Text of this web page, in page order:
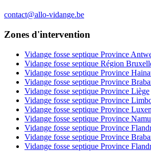
contact@allo-vidange.be
Zones d'intervention
Vidange fosse septique Province
Vidange fosse septique Région
Vidange fosse septique Province
Vidange fosse septique Province
Vidange fosse septique Province Liège
Vidange fosse septique Province
Vidange fosse septique Province
Vidange fosse septique Province
Vidange fosse septique Province
Vidange fosse septique Province
Vidange fosse septique Province